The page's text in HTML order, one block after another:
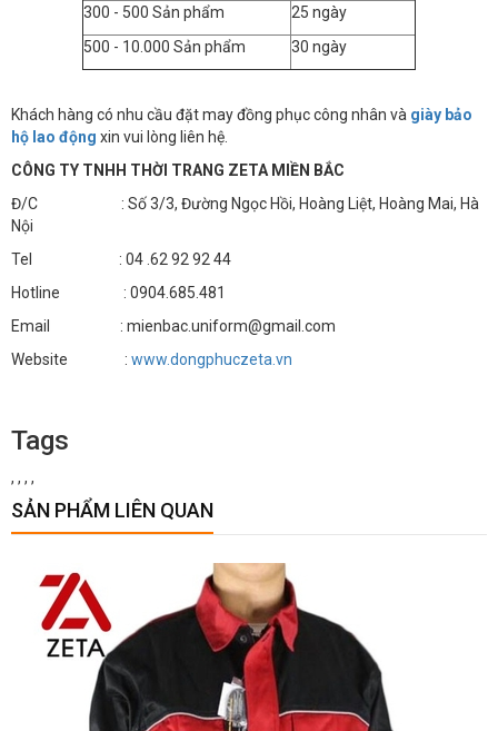
300 - 500 Sản phẩm
25 ngày
500 - 10.000 Sản phẩm
30 ngày
Khách hàng có nhu cầu đặt may đồng phục công nhân và giày bảo
hộ lao động xin vui lòng liên hệ.
CÔNG TY TNHH THỜI TRANG ZETA MIỀN BẮC
Đ/C : Số 3/3, Đường Ngọc Hồi, Hoàng Liệt, Hoàng Mai, Hà
Nội
Tel : 04 .62 92 92 44
Hotline : 0904.685.481
Email : mienbac.uniform@gmail.com
Website : www.dongphuczeta.vn
Tags
, , , ,
SẢN PHẨM LIÊN QUAN